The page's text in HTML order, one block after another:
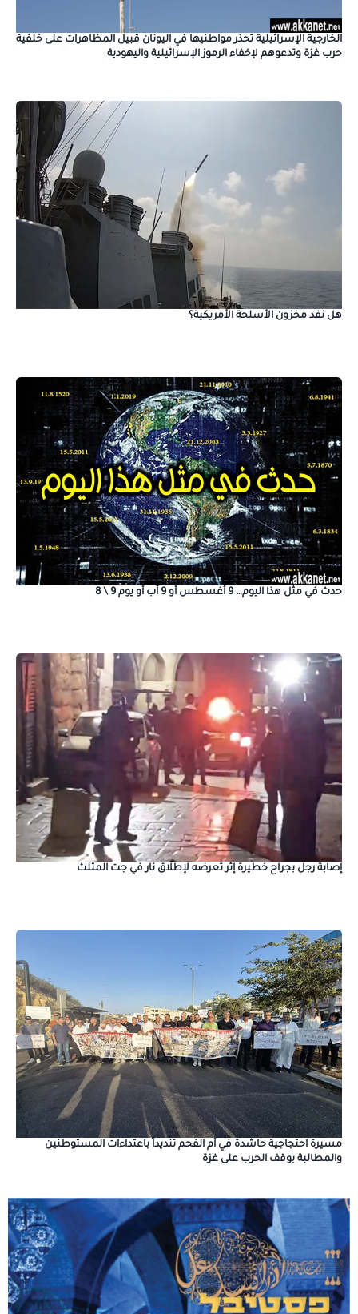
الخارجية الإسرائيلية تحذر مواطنيها في اليونان قبيل المظاهرات على خلفية
حرب غزة وتدعوهم لإخفاء الرموز الإسرائيلية واليهودية
هل نفد مخزون الأسلحة الأمريكية؟
حدث في مثل هذا اليوم… 9 أغسطس أو 9 آب أو يوم 9 \ 8
إصابة رجل بجراح خطيرة إثر تعرضه لإطلاق نار في جت المثلث
مسيرة احتجاجية حاشدة في أم الفحم تنديداً باعتداءات المستوطنين
والمطالبة بوقف الحرب على غزة